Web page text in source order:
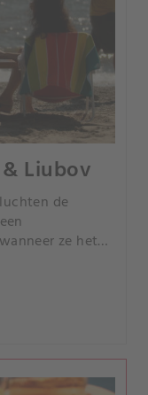
Liubov
de
ze het